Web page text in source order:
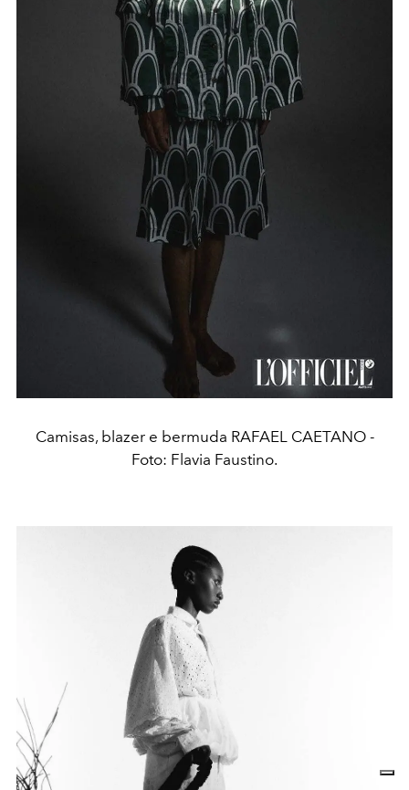
Camisas, blazer e bermuda RAFAEL CAETANO -
Foto: Flavia Faustino.